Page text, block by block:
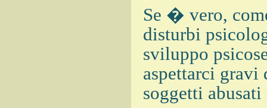
Se � vero,
disturbi
sviluppo
aspettarci
soggetti